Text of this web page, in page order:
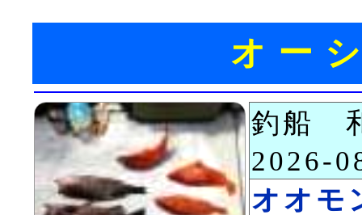
オー
釣船
2026-
オオモ